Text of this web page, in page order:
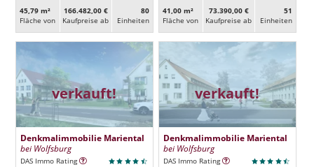
45,79 m²
Fläche von
166.482,00 €
Kaufpreise ab
80
Ein­heiten
41,00 m²
Fläche von
73.390,00 €
Kaufpreise ab
51
Ein­heiten
verkauft!
Denkmalimmobilie Mariental
bei Wolfsburg
DAS Immo Rating
verkauft!
Denkmalimmobilie Mariental
bei Wolfsburg
DAS Immo Rating